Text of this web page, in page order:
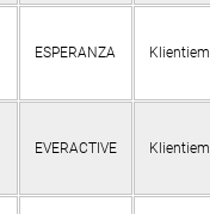
ESPERANZA Klientiem
EVERACTIVE Klientiem